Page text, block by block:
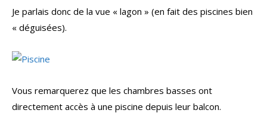
Je parlais donc de la vue « lagon » (en fait des piscines bien
« déguisées).
Vous remarquerez que les chambres basses ont
directement accès à une piscine depuis leur balcon.